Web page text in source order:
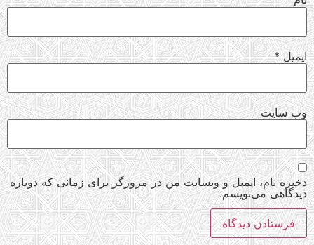
ایمیل*
وب‌ سایت
ذخیره نام، ایمیل و وبسایت من در مرورگر برای زمانی که دوباره
دیدگاهی می‌نویسم.